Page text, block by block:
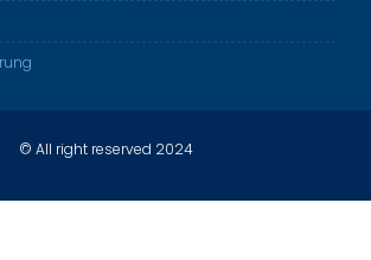
© All right reserved 2024